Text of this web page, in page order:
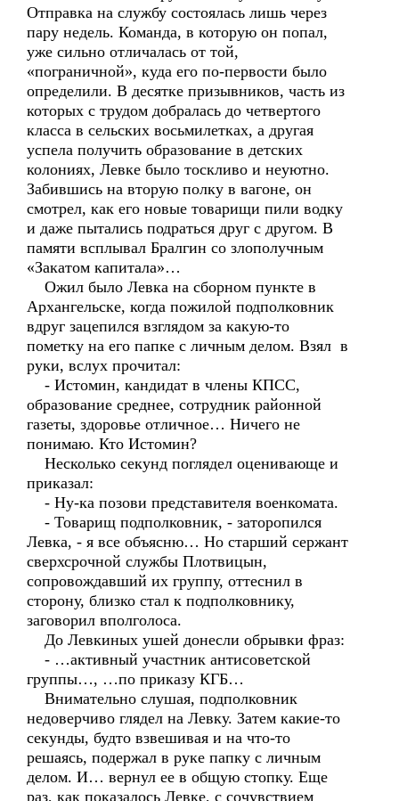
Отправка на службу состоялась лишь через
пару недель. Команда, в которую он попал,
уже сильно отличалась от той,
«пограничной», куда его по-первости было
определили. В десятке призывников, часть из
которых с трудом добралась до четвертого
класса в сельских восьмилетках, а другая
успела получить образование в детских
колониях, Левке было тоскливо и неуютно.
Забившись на вторую полку в вагоне, он
смотрел, как его новые товарищи пили водку
и даже пытались подраться друг с другом. В
памяти всплывал Бралгин со злополучным
«Закатом капитала»…
Ожил было Левка на сборном пункте в
Архангельске, когда пожилой подполковник
вдруг зацепился взглядом за какую-то
пометку на его папке с личным делом. Взял в
руки, вслух прочитал:
- Истомин, кандидат в члены КПСС,
образование среднее, сотрудник районной
газеты, здоровье отличное… Ничего не
понимаю. Кто Истомин?
Несколько секунд поглядел оценивающе и
приказал:
- Ну-ка позови представителя военкомата.
- Товарищ подполковник, - заторопился
Левка, - я все объясню… Но старший сержант
сверхсрочной службы Плотвицын,
сопровождавший их группу, оттеснил в
сторону, близко стал к подполковнику,
заговорил вполголоса.
До Левкиных ушей донесли обрывки фраз:
- …активный участник антисоветской
группы…, …по приказу КГБ…
Внимательно слушая, подполковник
недоверчиво глядел на Левку. Затем какие-то
секунды, будто взвешивая и на что-то
решаясь, подержал в руке папку с личным
делом. И… вернул ее в общую стопку. Еще
раз, как показалось Левке, с сочувствием